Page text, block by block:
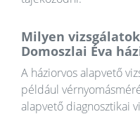
Milyen
Domoszlai Éva
A háziorvos alapvető
például
alapvető diagnosztikai